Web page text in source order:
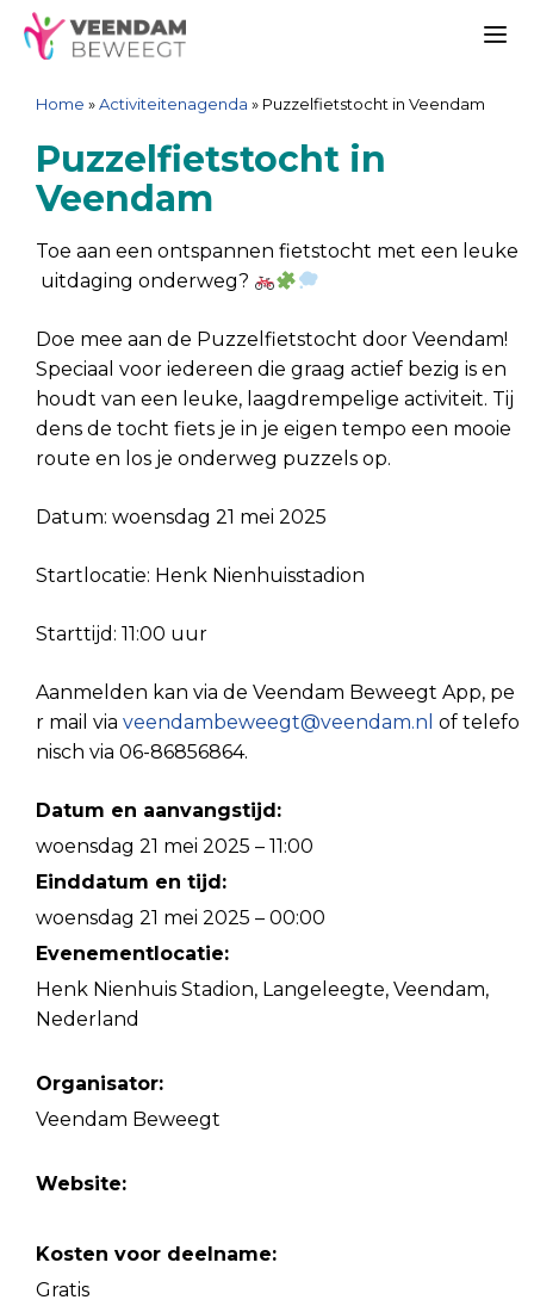
Ga
naar
inhoud
Spring
naar
navigatie
Sitemap
Ga
naar
inhoud
Home »Activiteitenagenda » Puzzelfietstocht in Veendam
Puzzelfietstocht in
Veendam
Toe aan een ontspannen fietstocht met een leuke
uitdaging onderweg?
Doe mee aan de Puzzelfietstocht door Veendam!
Speciaal voor iedereen die graag actief bezig is en
houdt van een leuke, laagdrempelige activiteit. Tij
dens de tocht fiets je in je eigen tempo een mooie
route en los je onderweg puzzels op.
Datum: woensdag 21 mei 2025
Startlocatie: Henk Nienhuisstadion
Starttijd: 11:00 uur
Aanmelden kan via de Veendam Beweegt App, pe
r mail via veendambeweegt@veendam.nl of telefo
nisch via 06-86856864.
Datum en aanvangstijd:
woensdag 21 mei 2025 – 11:00
Einddatum en tijd:
woensdag 21 mei 2025 – 00:00
Evenementlocatie:
Henk Nienhuis Stadion, Langeleegte, Veendam,
Nederland
Organisator:
Veendam Beweegt
Website:
Kosten voor deelname:
Gratis